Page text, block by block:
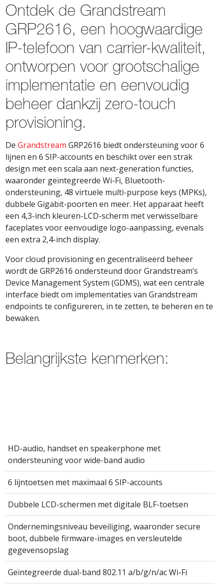
Ontdek de Grandstream
GRP2616, een hoogwaardige
IP-telefoon van carrier-kwaliteit,
ontworpen voor grootschalige
implementatie en eenvoudig
beheer dankzij zero-touch
provisioning.
DeGrandstream GRP2616 biedt ondersteuning voor 6
lijnen en 6 SIP-accounts en beschikt over een strak
design met een scala aan next-generation functies,
waaronder geïntegreerde Wi-Fi, Bluetooth-
ondersteuning, 48 virtuele multi-purpose keys (MPKs),
dubbele Gigabit-poorten en meer. Het apparaat heeft
een 4,3-inch kleuren-LCD-scherm met verwisselbare
faceplates voor eenvoudige logo-aanpassing, evenals
een extra 2,4-inch display.
Voor cloud provisioning en gecentraliseerd beheer
wordt de GRP2616 ondersteund door Grandstream’s
Device Management System (GDMS), wat een centrale
interface biedt om implementaties van Grandstream
endpoints te configureren, in te zetten, te beheren en te
bewaken.
Belangrijkste kenmerken:
HD-audio, handset en speakerphone met
ondersteuning voor wide-band audio
6 lijntoetsen met maximaal 6 SIP-accounts
Dubbele LCD-schermen met digitale BLF-toetsen
Ondernemingsniveau beveiliging, waaronder secure
boot, dubbele firmware-images en versleutelde
gegevensopslag
Geïntegreerde dual-band 802.11 a/b/g/n/ac Wi-Fi